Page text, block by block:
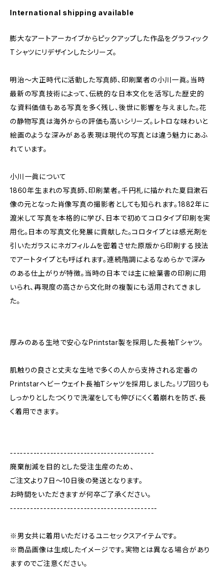
International shipping available
膨大なアートアーカイブからピックアップした作品をグラフィック
Tシャツにリデザインしたシリーズ。
明治〜大正時代に活動した写真師、印刷業者の小川一眞。当時
最新の写真技術によって、伝統的な日本文化を活写した歴史的
な資料価値もある写真を多く残し、後世に影響を与えました。花
の静物写真は海外からの評価も高いシリーズ。レトロな味わいと
絵画のような深みがある表現は現代の写真とは違う魅力にあふ
れています。
小川一眞について
1860年生まれの写真師、印刷業者。千円札に描かれた夏目漱石
像の元となった肖像写真の撮影者としても知られます。1882年に
渡米して写真を本格的に学び、日本で初めてコロタイプ印刷を実
用化。日本の写真文化発展に貢献した。コロタイプとは感光剤を
引いたガラスにネガフィルムを密着させた原版から印刷する技法
でアートタイプとも呼ばれます。連続階調によるなめらかで深み
のある仕上がりが特徴。当時の日本では主に絵葉書の印刷に用
いられ、再現度の高さから文化財の複製にも活用されてきまし
た。
厚みのある生地で安心なPrintstar製を採用した長袖Tシャツ。
肌触りの良さと丈夫な生地で多くの人から支持される定番の
Printstarヘビーウェイト長袖Tシャツを採用しました。リブ回りも
しっかりとしたつくりで洗濯をしても伸びにくく着崩れを防ぎ、長
く着用できます。
-------------------------------------------
廃棄削減を目的とした受注生産のため、
ご注文より7日〜10日後の発送となります。
お時間をいただきますが何卒ご了承ください。
--------------------------------------------
※男女共に着用いただけるユニセックスアイテムです。
※商品画像は生成したイメージです。実物とは異なる場合があり
ますのでご注意ください。